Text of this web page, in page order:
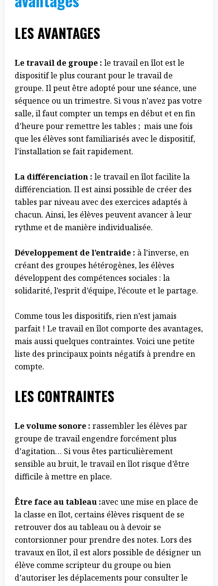
LES AVANTAGES
Le travail de groupe : le travail en îlot est le
dispositif le plus courant pour le travail de
groupe. Il peut être adopté pour une séance, une
séquence ou un trimestre. Si vous n’avez pas votre
salle, il faut compter un temps en début et en fin
d’heure pour remettre les tables ; mais une fois
que les élèves sont familiarisés avec le dispositif,
l’installation se fait rapidement.
La différenciation : le travail en îlot facilite la
différenciation. Il est ainsi possible de créer des
tables par niveau avec des exercices adaptés à
chacun. Ainsi, les élèves peuvent avancer à leur
rythme et de manière individualisée.
Développement de l’entraide : à l’inverse, en
créant des groupes hétérogènes, les élèves
développent des compétences sociales : la
solidarité, l’esprit d’équipe, l’écoute et le partage.
Comme tous les dispositifs, rien n’est jamais
parfait ! Le travail en îlot comporte des avantages,
mais aussi quelques contraintes. Voici une petite
liste des principaux points négatifs à prendre en
compte.
LES CONTRAINTES
Le volume sonore : rassembler les élèves par
groupe de travail engendre forcément plus
d’agitation… Si vous êtes particulièrement
sensible au bruit, le travail en îlot risque d’être
difficile à mettre en place.
Être face au tableau :avec une mise en place de
la classe en îlot, certains élèves risquent de se
retrouver dos au tableau ou à devoir se
contorsionner pour prendre des notes. Lors des
travaux en îlot, il est alors possible de désigner un
élève comme scripteur du groupe ou bien
d’autoriser les déplacements pour consulter le